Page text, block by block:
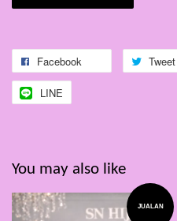
Facebook Tweet
LINE
You may also like
JUALAN